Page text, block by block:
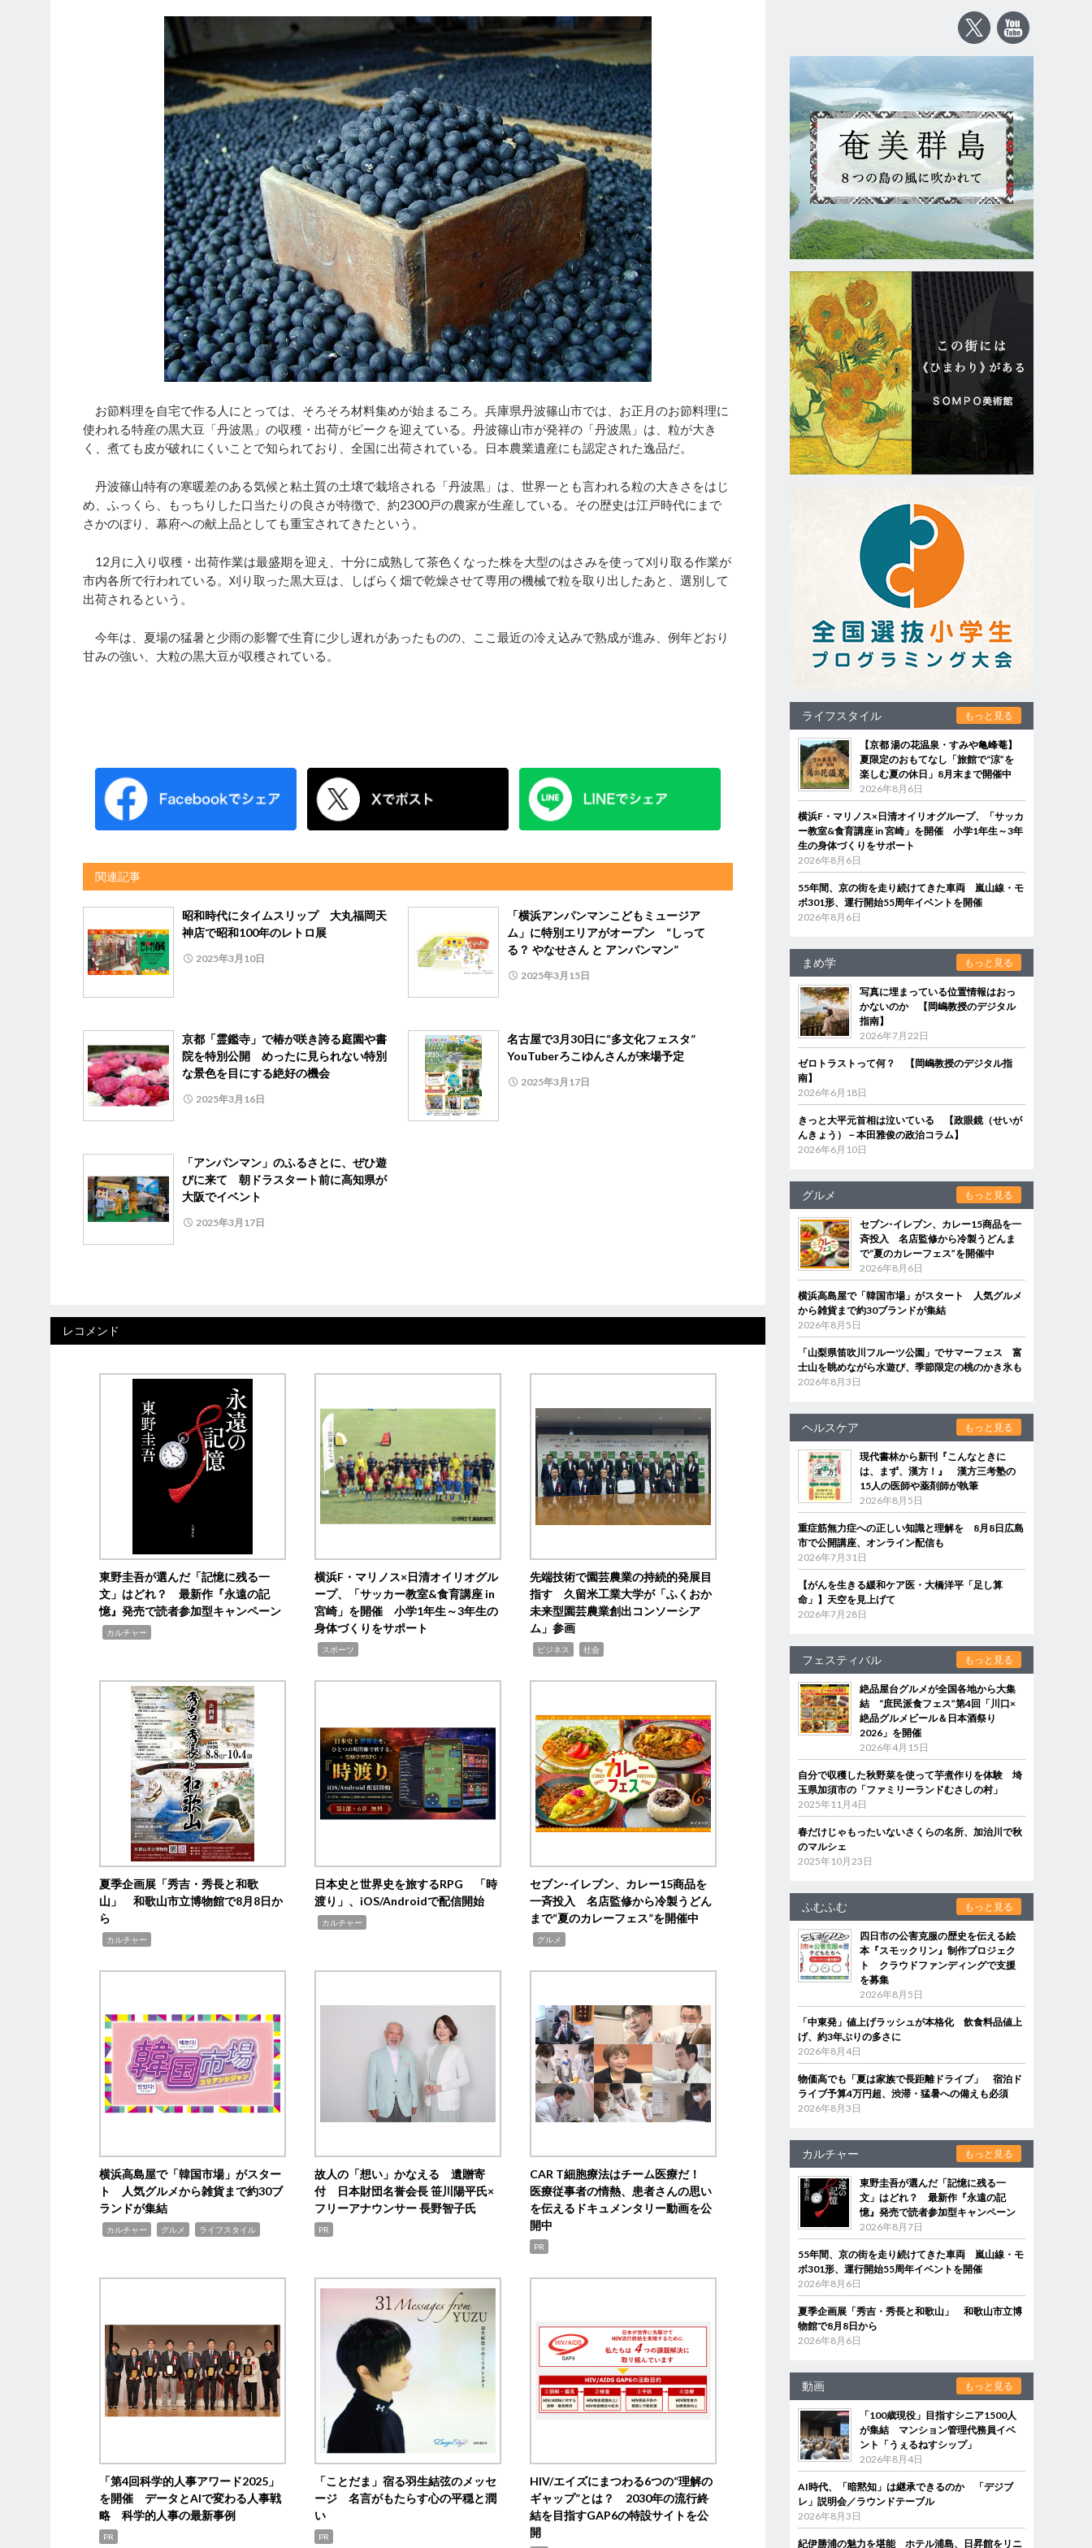
お節料理を自宅で作る人にとっては、そろそろ材料集めが始まるころ。兵庫県丹波篠山市では、お正月のお節料理に
使われる特産の黒大豆「丹波黒」の収穫・出荷がピークを迎えている。丹波篠山市が発祥の「丹波黒」は、粒が大き
く、煮ても皮が破れにくいことで知られており、全国に出荷されている。日本農業遺産にも認定された逸品だ。
丹波篠山特有の寒暖差のある気候と粘土質の土壌で栽培される「丹波黒」は、世界一とも言われる粒の大きさをはじ
め、ふっくら、もっちりした口当たりの良さが特徴で、約2300戸の農家が生産している。その歴史は江戸時代にまで
さかのぼり、幕府への献上品としても重宝されてきたという。
12月に入り収穫・出荷作業は最盛期を迎え、十分に成熟して茶色くなった株を大型のはさみを使って刈り取る作業が
市内各所で行われている。刈り取った黒大豆は、しばらく畑で乾燥させて専用の機械で粒を取り出したあと、選別して
出荷されるという。
今年は、夏場の猛暑と少雨の影響で生育に少し遅れがあったものの、ここ最近の冷え込みで熟成が進み、例年どおり
甘みの強い、大粒の黒大豆が収穫されている。
関連記事
昭和時代にタイムスリップ 大丸福岡天
神店で昭和100年のレトロ展
2025年3月10日
「横浜アンパンマンこどもミュージア
ム」に特別エリアがオープン “しって
る？ やなせさん と アンパンマン”
2025年3月15日
京都「霊鑑寺」で椿が咲き誇る庭園や書
院を特別公開 めったに見られない特別
な景色を目にする絶好の機会
2025年3月16日
名古屋で3月30日に“多文化フェスタ”
YouTuberろこゆんさんが来場予定
2025年3月17日
「アンパンマン」のふるさとに、ぜひ遊
びに来て 朝ドラスタート前に高知県が
大阪でイベント
2025年3月17日
レコメンド
東野圭吾が選んだ「記憶に残る一
文」はどれ？ 最新作『永遠の記
憶』発売で読者参加型キャンペーン
カルチャー
横浜F・マリノス×日清オイリオグル
ープ、「サッカー教室&食育講座 in
宮崎」を開催 小学1年生～3年生の
身体づくりをサポート
スポーツ
先端技術で園芸農業の持続的発展目
指す 久留米工業大学が「ふくおか
未来型園芸農業創出コンソーシア
ム」参画
ビジネス 社会
夏季企画展「秀吉・秀長と和歌
山」 和歌山市立博物館で8月8日か
ら
カルチャー
日本史と世界史を旅するRPG 「時
渡り」、iOS/Androidで配信開始
カルチャー
セブン‐イレブン、カレー15商品を
一斉投入 名店監修から冷製うどん
まで“夏のカレーフェス”を開催中
グルメ
横浜高島屋で「韓国市場」がスター
ト 人気グルメから雑貨まで約30ブ
ランドが集結
カルチャー グルメ ライフスタイル
故人の「想い」かなえる 遺贈寄
付 日本財団名誉会長 笹川陽平氏×
フリーアナウンサー 長野智子氏
PR
CAR T細胞療法はチーム医療だ！
医療従事者の情熱、患者さんの思い
を伝えるドキュメンタリー動画を公
開中
PR
「第4回科学的人事アワード2025」
を開催 データとAIで変わる人事戦
略 科学的人事の最新事例
PR
「ことだま」宿る羽生結弦のメッセ
ージ 名言がもたらす心の平穏と潤
い
PR
HIV/エイズにまつわる6つの“理解の
ギャップ”とは？ 2030年の流行終
結を目指すGAP6の特設サイトを公
開
ライフスタイル もっと見る
【京都 湯の花温泉・すみや亀峰菴】
夏限定のおもてなし「旅館で“涼”を
楽しむ夏の休日」8月末まで開催中
2026年8月6日
横浜F・マリノス×日清オイリオグループ、「サッカ
ー教室&食育講座 in 宮崎」を開催 小学1年生～3年
生の身体づくりをサポート
2026年8月6日
55年間、京の街を走り続けてきた車両 嵐山線・モ
ボ301形、運行開始55周年イベントを開催
2026年8月6日
まめ学 もっと見る
写真に埋まっている位置情報はおっ
かないのか 【岡嶋教授のデジタル
指南】
2026年7月22日
ゼロトラストって何？ 【岡嶋教授のデジタル指
南】
2026年6月18日
きっと大平元首相は泣いている 【政眼鏡（せいが
んきょう）－本田雅俊の政治コラム】
2026年6月10日
グルメ もっと見る
セブン‐イレブン、カレー15商品を一
斉投入 名店監修から冷製うどんま
で“夏のカレーフェス”を開催中
2026年8月6日
横浜高島屋で「韓国市場」がスタート 人気グルメ
から雑貨まで約30ブランドが集結
2026年8月5日
「山梨県笛吹川フルーツ公園」でサマーフェス 富
士山を眺めながら水遊び、季節限定の桃のかき氷も
2026年8月3日
ヘルスケア もっと見る
現代書林から新刊『こんなときに
は、まず、漢方！』 漢方三考塾の
15人の医師や薬剤師が執筆
2026年8月5日
重症筋無力症への正しい知識と理解を 8月8日広島
市で公開講座、オンライン配信も
2026年7月31日
【がんを生きる緩和ケア医・大橋洋平「足し算
命」】天空を見上げて
2026年7月28日
フェスティバル もっと見る
絶品屋台グルメが全国各地から大集
結 “庶民派食フェス”第4回「川口×
絶品グルメビール＆日本酒祭り
2026」を開催
2026年4月15日
自分で収穫した秋野菜を使って芋煮作りを体験 埼
玉県加須市の「ファミリーランドむさしの村」
2025年11月4日
春だけじゃもったいないさくらの名所、加治川で秋
のマルシェ
2025年10月23日
ふむふむ もっと見る
四日市の公害克服の歴史を伝える絵
本『スモックリン』制作プロジェク
ト クラウドファンディングで支援
を募集
2026年8月5日
「中東発」値上げラッシュが本格化 飲食料品値上
げ、約3年ぶりの多さに
2026年8月4日
物価高でも「夏は家族で長距離ドライブ」 宿泊ド
ライブ予算4万円超、渋滞・猛暑への備えも必須
2026年8月3日
カルチャー もっと見る
東野圭吾が選んだ「記憶に残る一
文」はどれ？ 最新作『永遠の記
憶』発売で読者参加型キャンペーン
2026年8月7日
55年間、京の街を走り続けてきた車両 嵐山線・モ
ボ301形、運行開始55周年イベントを開催
2026年8月6日
夏季企画展「秀吉・秀長と和歌山」 和歌山市立博
物館で8月8日から
2026年8月6日
動画 もっと見る
「100歳現役」目指すシニア1500人
が集結 マンション管理代務員イベ
ント「うぇるねすシップ」
2026年8月4日
AI時代、「暗黙知」は継承できるのか 「デジブ
レ」説明会／ラウンドテーブル
2026年8月3日
紀伊勝浦の魅力を堪能 ホテル浦島、日昇館をリニ